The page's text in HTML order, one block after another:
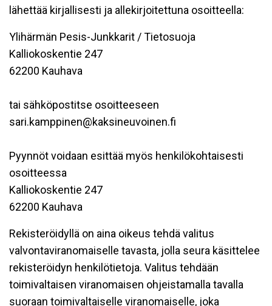
lähettää kirjallisesti ja allekirjoitettuna osoitteella:
Ylihärmän Pesis-Junkkarit / Tietosuoja
Kalliokoskentie 247
62200 Kauhava
tai sähköpostitse osoitteeseen
sari.kamppinen@kaksineuvoinen.fi
Pyynnöt voidaan esittää myös henkilökohtaisesti
osoitteessa
Kalliokoskentie 247
62200 Kauhava
Rekisteröidyllä on aina oikeus tehdä valitus
valvontaviranomaiselle tavasta, jolla seura käsittelee
rekisteröidyn henkilötietoja. Valitus tehdään
toimivaltaisen viranomaisen ohjeistamalla tavalla
suoraan toimivaltaiselle viranomaiselle, joka